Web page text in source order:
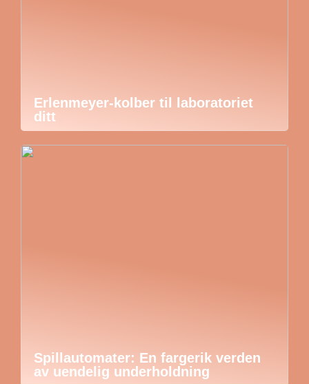
Erlenmeyer-kolber til laboratoriet
ditt
Spillautomater: En fargerik verden
av uendelig underholdning